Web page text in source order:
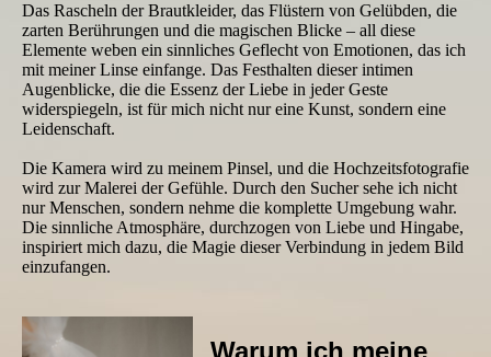
Das Rascheln der Brautkleider, das Flüstern von Gelübden, die
zarten Berührungen und die magischen Blicke – all diese
Elemente weben ein sinnliches Geflecht von Emotionen, das ich
mit meiner Linse einfange. Das Festhalten dieser intimen
Augenblicke, die die Essenz der Liebe in jeder Geste
widerspiegeln, ist für mich nicht nur eine Kunst, sondern eine
Leidenschaft.
Die Kamera wird zu meinem Pinsel, und die Hochzeitsfotografie
wird zur Malerei der Gefühle. Durch den Sucher sehe ich nicht
nur Menschen, sondern nehme die komplette Umgebung wahr.
Die sinnliche Atmosphäre, durchzogen von Liebe und Hingabe,
inspiriert mich dazu, die Magie dieser Verbindung in jedem Bild
einzufangen.
Warum ich meine